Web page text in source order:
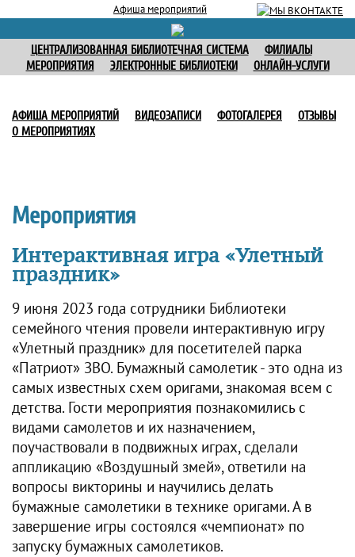
Афиша мероприятий
ЦЕНТРАЛИЗОВАННАЯ БИБЛИОТЕЧНАЯ СИСТЕМА
ФИЛИАЛЫ
МЕРОПРИЯТИЯ
ЭЛЕКТРОННЫЕ БИБЛИОТЕКИ ОНЛАЙН-УСЛУГИ
АФИША МЕРОПРИЯТИЙ ВИДЕОЗАПИСИ ФОТОГАЛЕРЕЯ
ОТЗЫВЫ
О МЕРОПРИЯТИЯХ
Мероприятия
Интерактивная игра «Улетный
праздник»
9 июня 2023 года сотрудники Библиотеки
семейного чтения провели интерактивную игру
«Улетный праздник» для посетителей парка
«Патриот» ЗВО. Бумажный самолетик - это одна из
самых известных схем оригами, знакомая всем с
детства. Гости мероприятия познакомились с
видами самолетов и их назначением,
поучаствовали в подвижных играх, сделали
аппликацию «Воздушный змей», ответили на
вопросы викторины и научились делать
бумажные самолетики в технике оригами. А в
завершение игры состоялся «чемпионат» по
запуску бумажных самолетиков.